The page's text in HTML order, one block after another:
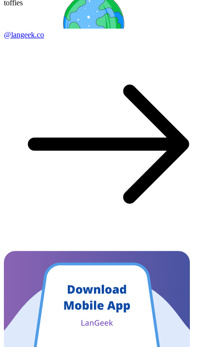
toffies
@langeek.co